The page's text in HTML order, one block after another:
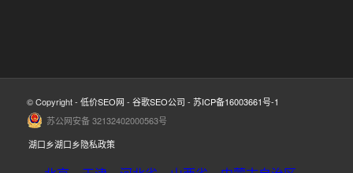
© Copyright - 低价SEO网 - 谷歌SEO公司 - 苏ICP备16003661号-1
苏公网安备 32132402000563号
湖口乡湖口乡隐私政策